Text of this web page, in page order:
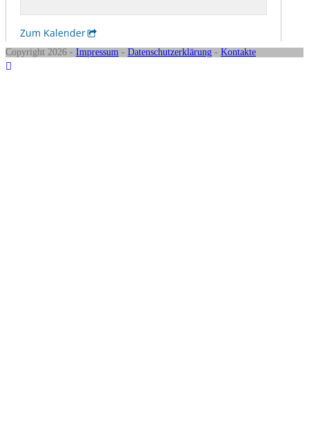
Copyright 2026 - Impressum - Datenschutzerklärung - Kontakte